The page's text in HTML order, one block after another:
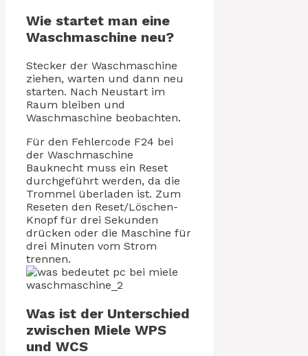
Wie startet man eine
Waschmaschine neu?
Stecker der Waschmaschine
ziehen, warten und dann neu
starten. Nach Neustart im
Raum bleiben und
Waschmaschine beobachten.
Für den Fehlercode F24 bei
der Waschmaschine
Bauknecht muss ein Reset
durchgeführt werden, da die
Trommel überladen ist. Zum
Reseten den Reset/Löschen-
Knopf für drei Sekunden
drücken oder die Maschine für
drei Minuten vom Strom
trennen.
Was ist der Unterschied
zwischen Miele WPS
und WCS